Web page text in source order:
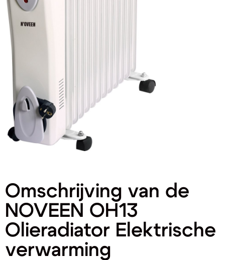
Omschrijving van de
NOVEEN OH13
Olieradiator Elektrische
verwarming